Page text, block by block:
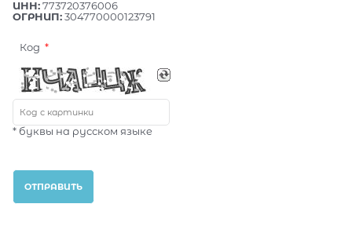
ИНН:773720376006
ОГРНИП:304770000123791
Код
* буквы на русском языке